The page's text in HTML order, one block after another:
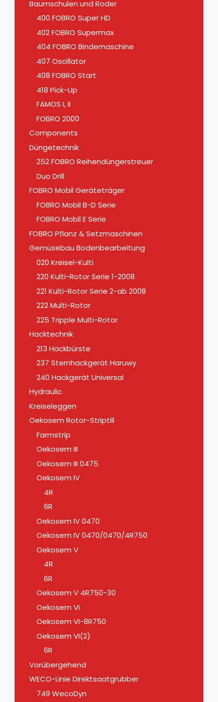
Baumschulen und Roder
400 FOBRO Super HD
402 FOBRO Supermax
404 FOBRO Bindemaschine
407 Oscillator
408 FOBRO Start
418 Pick-Up
FAMOS I, II
FOBRO 2000
Components
Düngetechnik
252 FOBRO Reihendüngerstreuer
Duo Drill
FOBRO Mobil Geräteträger
FOBRO Mobil B-D Serie
FOBRO Mobil E Serie
FOBRO Pflanz & Setzmaschinen
Gemüsebau Bodenbearbeitung
020 Kreisel-Kulti
220 Kulti-Rotor Serie 1-2008
221 Kulti-Rotor Serie 2-ab 2008
222 Multi-Rotor
225 Tripple Multi-Rotor
Hacktechnik
213 Hackbürste
237 Sternhackgerät Haruwy
240 Hackgerät Universal
Hydraulic
Kreiseleggen
Oekosem Rotor-Striptill
Farmstrip
Oekosem III
Oekosem III 0475
Oekosem IV
4R
6R
Oekosem IV 0470
Oekosem IV 0470/0470/4R750
Oekosem V
4R
6R
Oekosem V 4R750-30
Oekosem VI
Oekosem VI-8R750
Oekosem VI(2)
6R
Vorübergehend
WECO-Linie Direktsaatgrubber
749 WecoDyn